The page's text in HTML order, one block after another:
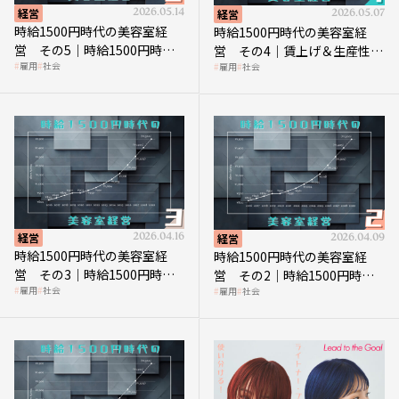
経営 2026.05.14
時給1500円時代の美容室経
営 その5｜時給1500円時代
の到来は美容業の収益構造を
雇用 社会
経営 2026.05.07
時給1500円時代の美容室経
営 その4｜賃上げ＆生産性向
上につなげる賢い助成金活用
雇用 社会
経営 2026.04.16
時給1500円時代の美容室経
営 その3｜時給1500円時
代、美容業はどのような影響
雇用 社会
経営 2026.04.09
時給1500円時代の美容室経
営 その2｜時給1500円時代
に支払う給与はいくらなのか
雇用 社会